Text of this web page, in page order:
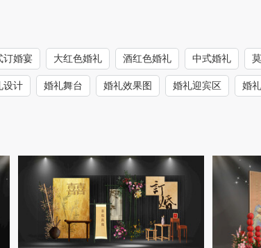
订婚宴 大红色婚礼 酒红色婚礼 中式婚礼
设计 婚礼舞台 婚礼效果图 婚礼迎宾区 婚